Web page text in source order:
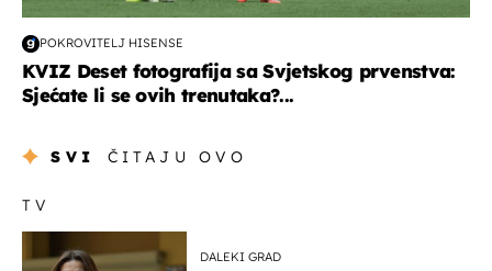
POKROVITELJ HISENSE
KVIZ Deset fotografija sa Svjetskog prvenstva:
Sjećate li se ovih trenutaka?...
SVI ČITAJU OVO
TV
DALEKI GRAD